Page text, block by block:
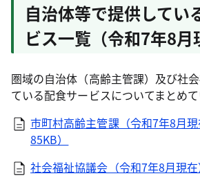
自治体等で提供してい
ビス一覧（令和7年8月
圏域の自治体（高齢主管課）及び社
ている配食サービスについてまとめて
市町村高齢主管課（令和7年8月現
85KB）
社会福祉協議会（令和7年8月現在